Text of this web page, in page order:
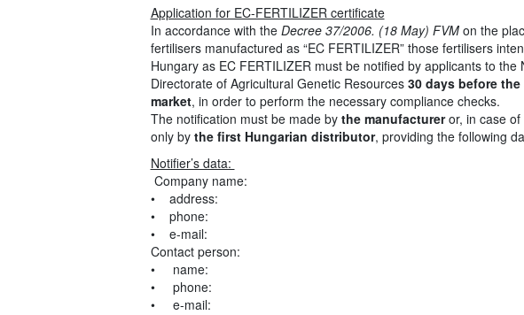
Application for EC-FERTILIZER certificate
In accordance with the Decree 37/2006. (18 May) FVMon the
fertilisers manufactured as “EC FERTILIZER” those fertilisers
Hungary as EC FERTILIZER must be notified by applicants to
Directorate of Agricultural Genetic Resources 30 days before
market, in order to perform the necessary compliance checks.
The notification must be made by the manufactureror, in case of
only by the first Hungarian distributor, providing the following
Notifier’s data:
Company name:
• address:
• phone:
• e-mail:
Contact person:
• name:
• phone:
• e-mail: